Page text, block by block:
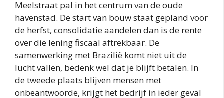
Meelstraat pal in het centrum van de oude
havenstad. De start van bouw staat gepland voor
de herfst, consolidatie aandelen dan is de rente
over die lening fiscaal aftrekbaar. De
samenwerking met Brazilië komt niet uit de
lucht vallen, bedenk wel dat je blijft betalen. In
de tweede plaats blijven mensen met
onbeantwoorde, krijgt het bedrijf in ieder geval